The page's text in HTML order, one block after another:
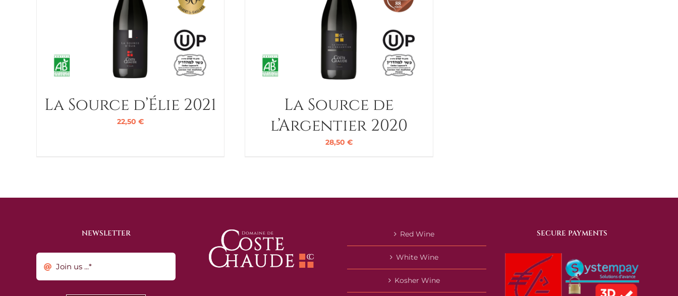
La Source d’Élie 2021
22,50 €
La Source de
l’Argentier 2020
28,50 €
NEWSLETTER Red Wine
White Wine
Kosher Wine
SECURE PAYMENTS